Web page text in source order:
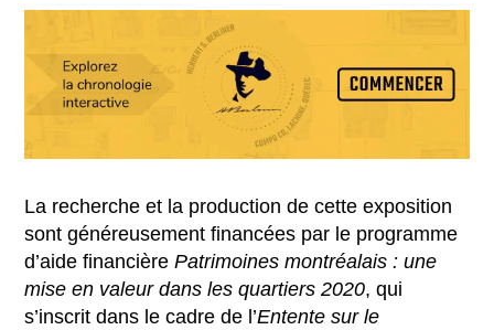
La recherche et la production de cette exposition
sont généreusement financées par le programme
d’aide financièrePatrimoines montréalais : une
mise en valeur dans les quartiers 2020, qui
s’inscrit dans le cadre de l’Entente sur le